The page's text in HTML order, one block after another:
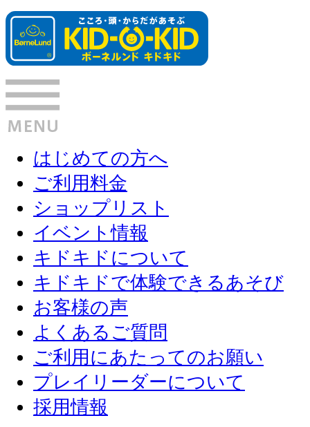
はじめての方へ
ご利用料金
ショップリスト
イベント情報
キドキドについて
キドキドで体験できるあそび
お客様の声
よくあるご質問
ご利用にあたってのお願い
プレイリーダーについて
採用情報